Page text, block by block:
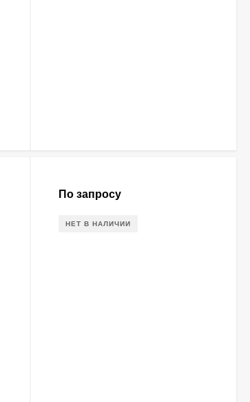
По запросу
НЕТ В НАЛИЧИИ